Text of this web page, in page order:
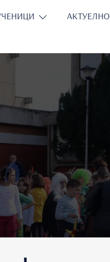
АКТУЕЛНО